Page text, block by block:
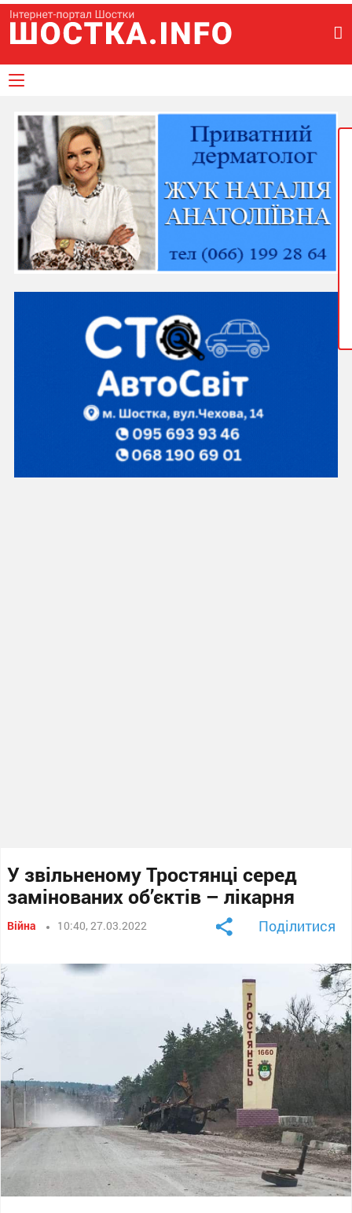
У звільненому Тростянці серед
замінованих об’єктів – лікарня
Війна 10:40, 27.03.2022 Поділитися